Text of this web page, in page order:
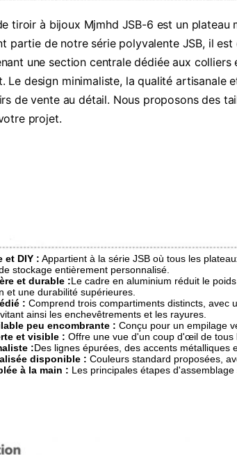
tiroir à bijoux Mjmhd JSB-6 est un
partie de notre série polyvalente JSB, il
une section centrale dédiée aux
Le design minimaliste, la qualité
de vente au détail. Nous proposons des
projet.
et DIY : Appartient à la série JSB où tous les
stockage entièrement personnalisé.
et durable :Le cadre en aluminium réduit le
et une durabilité supérieures.
: Comprend trois compartiments distincts,
ainsi les enchevêtrements et les rayures.
peu encombrante : Conçu pour un empilage
et visible : Offre une vue d'un coup d'œil de
:Des lignes épurées, des accents
disponible : Couleurs standard proposées,
à la main :
Les principales étapes